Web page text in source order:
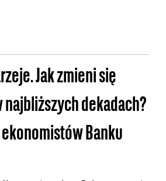
W Warszawie prace Warhola
Art Fair, targi, które
Jak zmieni się
najbliższych dekadach?
Banku